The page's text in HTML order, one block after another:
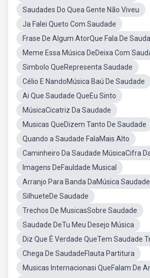
Saudades Do Quea Gente Não Viveu
Ja Falei Queto Com Saudade
Frase De Algum AtorQue Fala De
Meme Essa Música DeDeixa Com
Simbolo QueRepresenta Saudade
Célio E NandoMúsica Baú De Saudade
Ai Que Saudade QueEu Sinto
MúsicaCicatriz Da Saudade
Musicas QueDizem Tanto De Saudade
Quando a Saudade FalaMais Alto
Caminheiro Da Saudade MúsicaCifra
Imagens DeFauldade Musical
Arranjo Para Banda DaMúsica
SilhueteDe Saudade
Trechos De MusicasSobre Saudade
Saudade DeTu Meu Desejo Música
Diz Que É Verdade QueTem Saudade
Chega De SaudadeFlauta Partitura
Musicas Internacionasi QueFalam De